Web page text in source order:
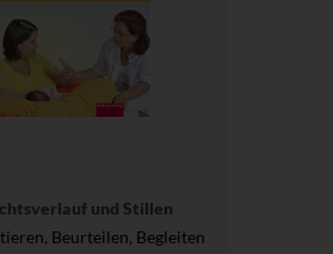
und Stillen
Beurteilen, Begleiten